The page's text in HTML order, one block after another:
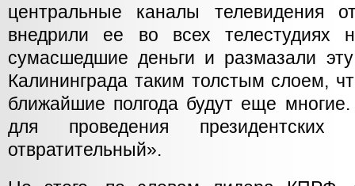
центральные каналы телевидения
внедрили ее во всех телестудиях
сумасшедшие деньги и размазали
Калининграда таким толстым слоем,
ближайшие полгода будут еще
для проведения
отвратительный».